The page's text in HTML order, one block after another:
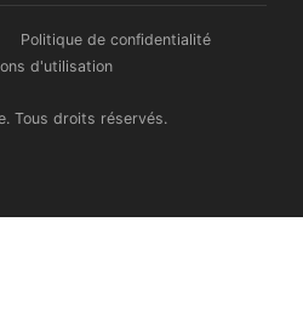
Tous droits réservés.
Politique de confidentialité
d'utilisation